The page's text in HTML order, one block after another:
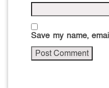
Save my name,